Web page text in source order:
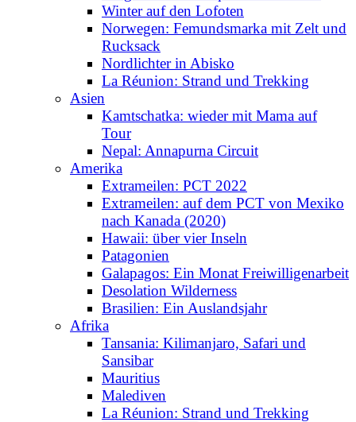
Winter auf den Lofoten
Norwegen: Femundsmarka mit Zelt und
Rucksack
Nordlichter in Abisko
La Réunion: Strand und Trekking
Asien
Kamtschatka: wieder mit Mama auf
Tour
Nepal: Annapurna Circuit
Amerika
Extrameilen: PCT 2022
Extrameilen: auf dem PCT von Mexiko
nach Kanada (2020)
Hawaii: über vier Inseln
Patagonien
Galapagos: Ein Monat Freiwilligenarbeit
Desolation Wilderness
Brasilien: Ein Auslandsjahr
Afrika
Tansania: Kilimanjaro, Safari und
Sansibar
Mauritius
Malediven
La Réunion: Strand und Trekking